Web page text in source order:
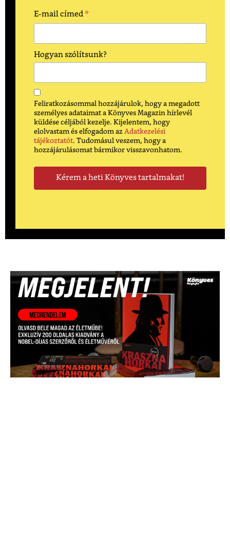
E-mail címed*
Hogyan szólítsunk?
Feliratkozásommal hozzájárulok, hogy a megadott
személyes adataimat a Könyves Magazin hírlevél
küldése céljából kezelje. Kijelentem, hogy
elolvastam és elfogadom az Adatkezelési
tájékoztatót. Tudomásul veszem, hogy a
hozzájárulásomat bármikor visszavonhatom.